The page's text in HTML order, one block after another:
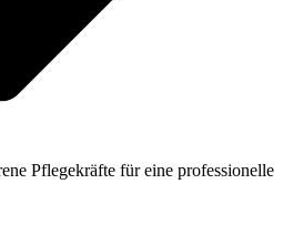
Pflegekräfte für eine professionelle